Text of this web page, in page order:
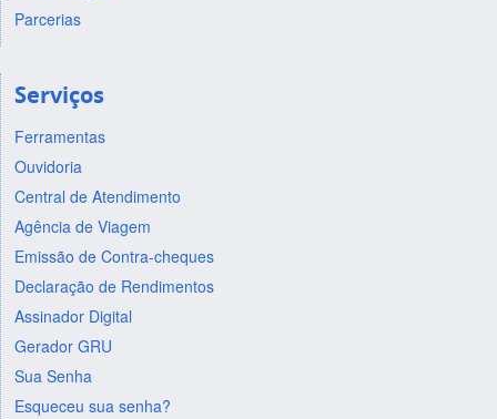
Parcerias
Serviços
Ferramentas
Ouvidoria
Central de Atendimento
Agência de Viagem
Emissão de Contra-cheques
Declaração de Rendimentos
Assinador Digital
Gerador GRU
Sua Senha
Esqueceu sua senha?